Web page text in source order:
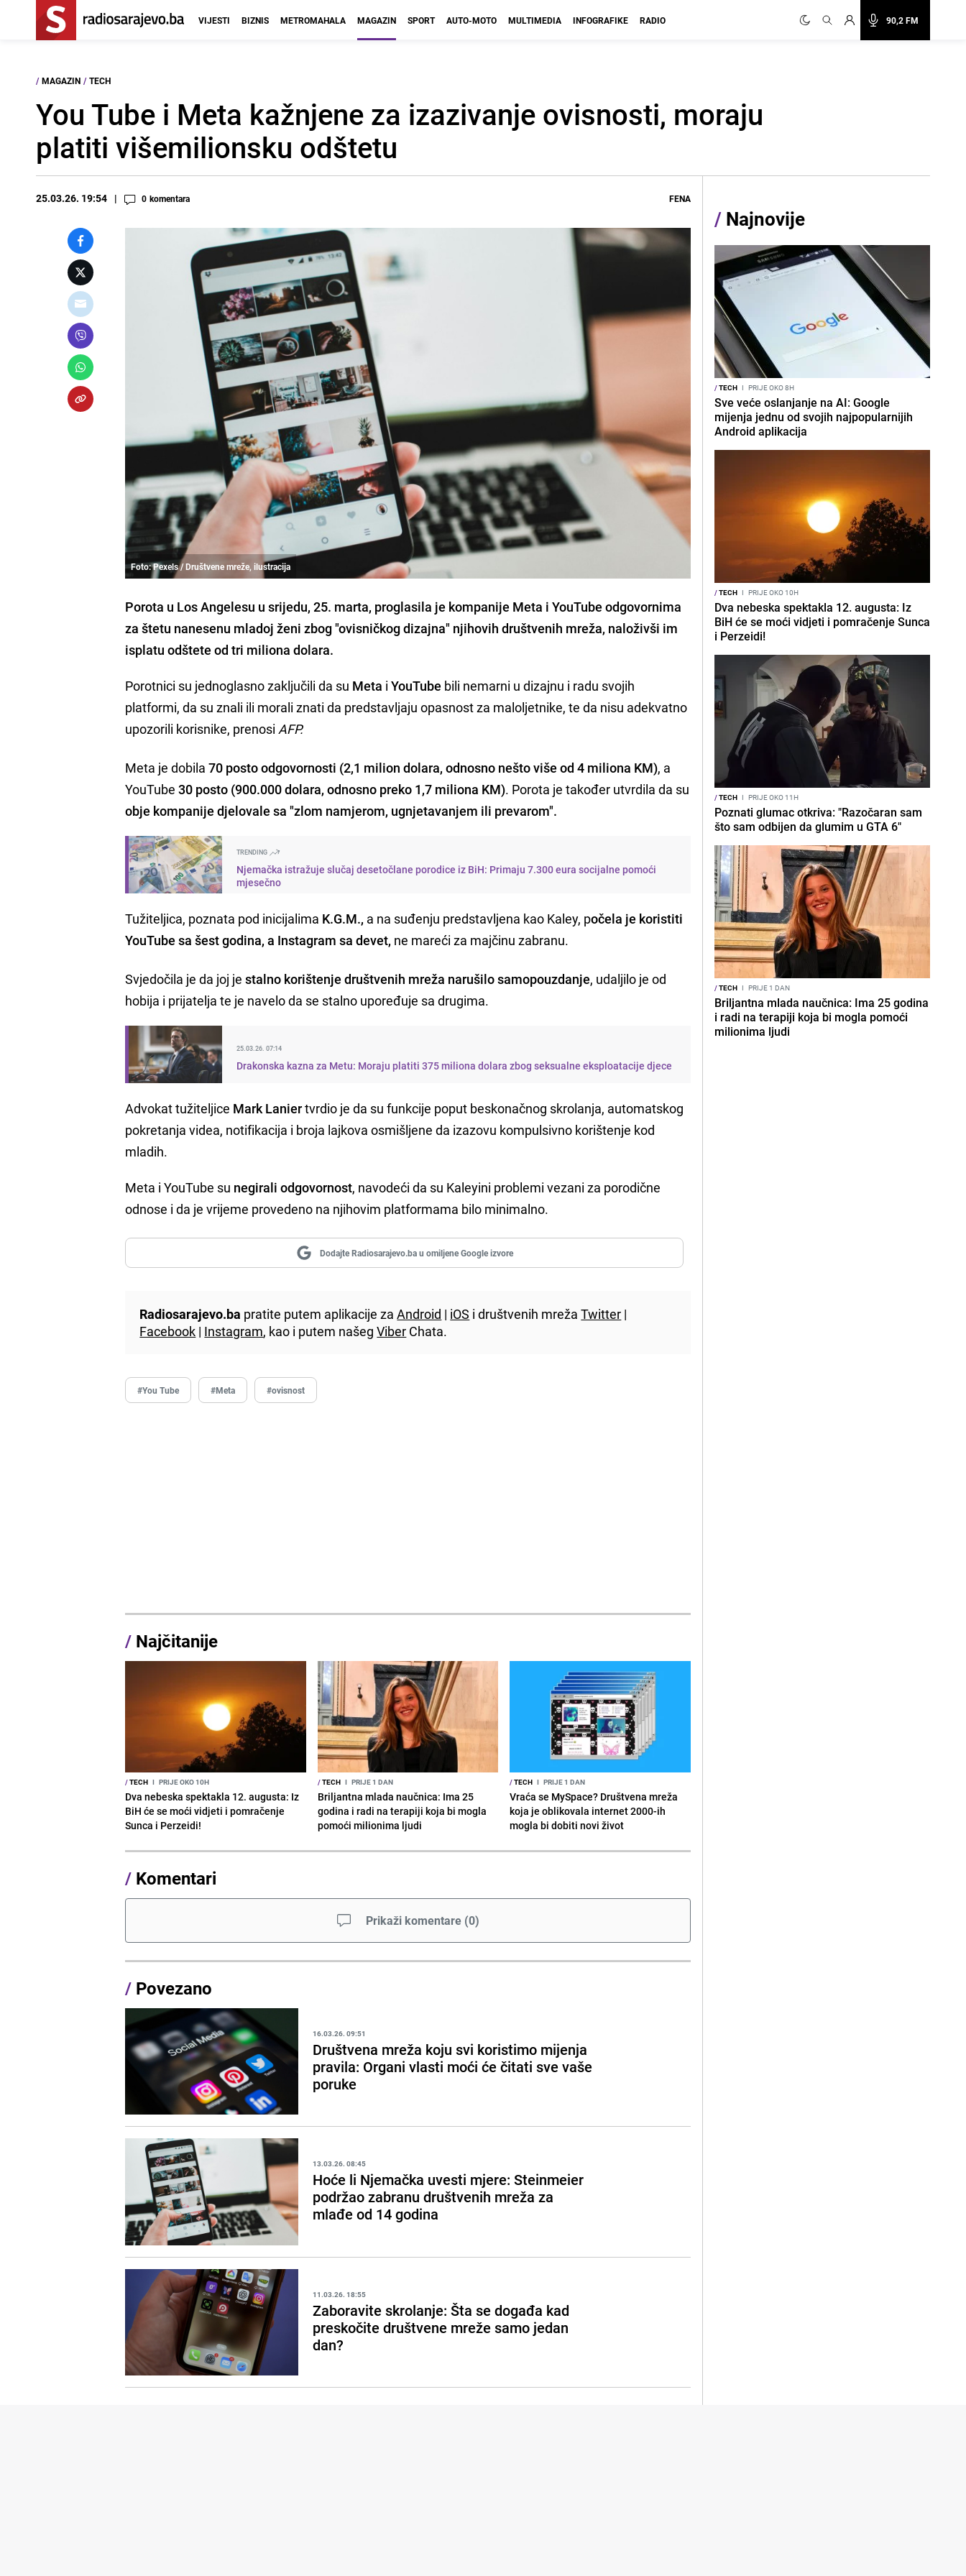
90,2 FM
VIJESTI BIZNIS METROMAHALA MAGAZIN SPORT AUTO-MOTO MULTIMEDIA INFOGRAFIKE RADIO
/ MAGAZIN / TECH
You Tube i Meta kažnjene za izazivanje ovisnosti, moraju
platiti višemilionsku odštetu
25.03.26. 19:54 0 komentara FENA
Foto: Pexels / Društvene mreže, ilustracija
Porota u Los Angelesu u srijedu, 25. marta, proglasila je kompanije Meta i YouTube odgovornima
za štetu nanesenu mladoj ženi zbog "ovisničkog dizajna" njihovih društvenih mreža, naloživši im
isplatu odštete od tri miliona dolara.
Porotnici su jednoglasno zaključili da su Meta iYouTube bili nemarni u dizajnu i radu svojih
platformi, da su znali ili morali znati da predstavljaju opasnost za maloljetnike, te da nisu adekvatno
upozorili korisnike, prenosi AFP.
Meta je dobila70 posto odgovornosti (2,1 milion dolara, odnosno nešto više od 4 miliona KM), a
YouTube30 posto (900.000 dolara, odnosno preko 1,7 miliona KM). Porota je također utvrdila da su
obje kompanije djelovale sa "zlom namjerom, ugnjetavanjem ili prevarom".
TRENDING
Njemačka istražuje slučaj desetočlane porodice iz BiH: Primaju 7.300 eura socijalne pomoći
mjesečno
Tužiteljica, poznata pod inicijalima K.G.M., a na suđenju predstavljena kao Kaley, počela je koristiti
YouTube sa šest godina, a Instagram sa devet, ne mareći za majčinu zabranu.
Svjedočila je da joj je stalno korištenje društvenih mreža narušilo samopouzdanje, udaljilo je od
hobija i prijatelja te je navelo da se stalno upoređuje sa drugima.
25.03.26. 07:14
Drakonska kazna za Metu: Moraju platiti 375 miliona dolara zbog seksualne eksploatacije djece
Advokat tužiteljice Mark Laniertvrdio je da su funkcije poput beskonačnog skrolanja, automatskog
pokretanja videa, notifikacija i broja lajkova osmišljene da izazovu kompulsivno korištenje kod
mladih.
Meta i YouTube su negirali odgovornost, navodeći da su Kaleyini problemi vezani za porodične
odnose i da je vrijeme provedeno na njihovim platformama bilo minimalno.
Dodajte Radiosarajevo.ba u omiljene Google izvore
Radiosarajevo.ba pratite putem aplikacije zaAndroid | iOS i društvenih mrežaTwitter |
Facebook | Instagram, kao i putem našegViber Chata.
#You Tube #Meta #ovisnost
/ Najčitanije
/TECH I PRIJE OKO 10H
Dva nebeska spektakla 12. augusta: Iz
BiH će se moći vidjeti i pomračenje
Sunca i Perzeidi!
/TECH I PRIJE 1 DAN
Briljantna mlada naučnica: Ima 25
godina i radi na terapiji koja bi mogla
pomoći milionima ljudi
/TECH I PRIJE 1 DAN
Vraća se MySpace? Društvena mreža
koja je oblikovala internet 2000-ih
mogla bi dobiti novi život
/ Komentari
Prikaži komentare (0)
/ Povezano
16.03.26. 09:51
Društvena mreža koju svi koristimo mijenja
pravila: Organi vlasti moći će čitati sve vaše
poruke
13.03.26. 08:45
Hoće li Njemačka uvesti mjere: Steinmeier
podržao zabranu društvenih mreža za
mlađe od 14 godina
11.03.26. 18:55
Zaboravite skrolanje: Šta se događa kad
preskočite društvene mreže samo jedan
dan?
/ Najnovije
/TECH I PRIJE OKO 8H
Sve veće oslanjanje na AI: Google
mijenja jednu od svojih najpopularnijih
Android aplikacija
/TECH I PRIJE OKO 10H
Dva nebeska spektakla 12. augusta: Iz
BiH će se moći vidjeti i pomračenje Sunca
i Perzeidi!
/TECH I PRIJE OKO 11H
Poznati glumac otkriva: "Razočaran sam
što sam odbijen da glumim u GTA 6"
/TECH I PRIJE 1 DAN
Briljantna mlada naučnica: Ima 25 godina
i radi na terapiji koja bi mogla pomoći
milionima ljudi